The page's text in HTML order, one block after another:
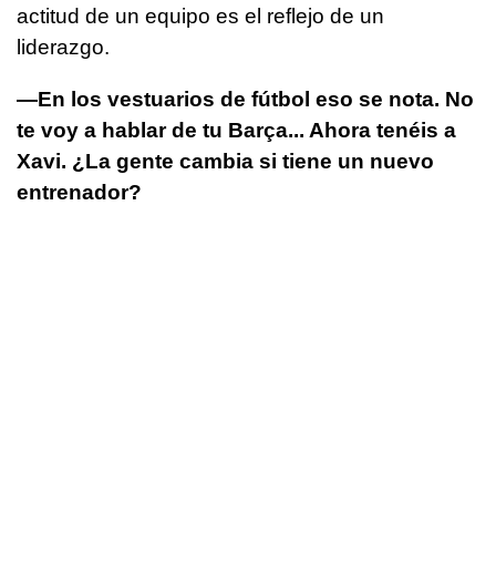
actitud de un equipo es el reflejo de un
liderazgo.
—En los vestuarios de fútbol eso se nota. No
te voy a hablar de tu Barça... Ahora tenéis a
Xavi. ¿La gente cambia si tiene un nuevo
entrenador?